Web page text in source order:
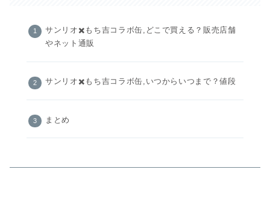
サンリオ✖️もち吉コラボ缶,どこで買える？販売店舗
やネット通販
サンリオ✖️もち吉コラボ缶,いつからいつまで？値段
まとめ